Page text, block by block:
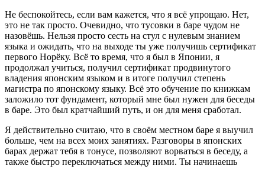
Не беспокойтесь, если вам кажется, что я всё упрощаю. Нет,
это не так просто. Очевидно, что тусовки в баре чудом не
назовёшь. Нельзя просто сесть на стул с нулевым знанием
языка и ожидать, что на выходе ты уже получишь сертификат
первого Норёку. Всё то время, что я был в Японии, я
продолжал учиться, получил сертификат продвинутого
владения японским языком и в итоге получил степень
магистра по японскому языку. Всё это обучение по книжкам
заложило тот фундамент, который мне был нужен для беседы
в баре. Это был кратчайший путь, и он для меня сработал.
Я действительно считаю, что в своём местном баре я выучил
больше, чем на всех моих занятиях. Разговоры в японских
барах держат тебя в тонусе, позволяют ворваться в беседу, а
также быстро переключаться между ними. Ты начинаешь